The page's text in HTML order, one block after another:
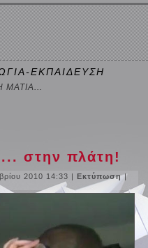
ΕΚΠΑΙΔΕΥΣΗ
ΜΑΤΙΑ...
στην πλάτη!
2010 14:33 |Εκτύπωση|